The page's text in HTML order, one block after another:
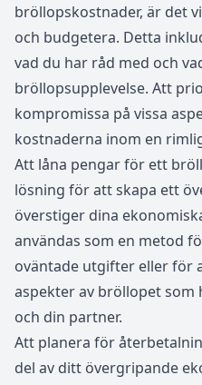
bröllopskostnader, är det
och budgetera. Detta
vad du har råd med och
bröllopsupplevelse. Att
kompromissa på vissa
kostnaderna inom en
Att låna pengar för ett
lösning för att skapa ett
överstiger dina
användas som en metod
oväntade utgifter eller för
aspekter av bröllopet
och din partner.
Att planera för
del av ditt övergripande